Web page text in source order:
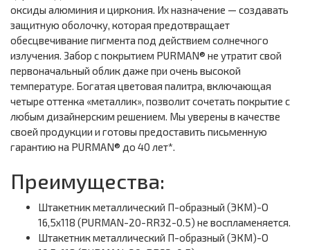
оксиды алюминия и циркония. Их назначение — создавать
защитную оболочку, которая предотвращает
обесцвечивание пигмента под действием солнечного
излучения. Забор с покрытием PURMAN® не утратит свой
первоначальный облик даже при очень высокой
температуре. Богатая цветовая палитра, включающая
четыре оттенка «металлик», позволит сочетать покрытие с
любым дизайнерским решением. Мы уверены в качестве
своей продукции и готовы предоставить письменную
гарантию на PURMAN® до 40 лет*.
Преимущества:
Штакетник металлический П-образный (ЭКМ)-O
16,5х118 (PURMAN-20-RR32-0.5) не воспламеняется.
Штакетник металлический П-образный (ЭКМ)-O